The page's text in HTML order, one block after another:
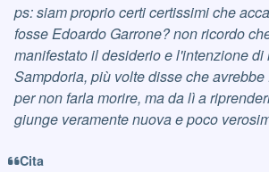
ps: siam proprio certi certissimi che
fosse Edoardo Garrone? non ricordo
manifestato il desiderio e l'intenzione di
Sampdoria, più volte disse che
per non farla morire, ma da lì a
giunge veramente nuova e poco
Cita